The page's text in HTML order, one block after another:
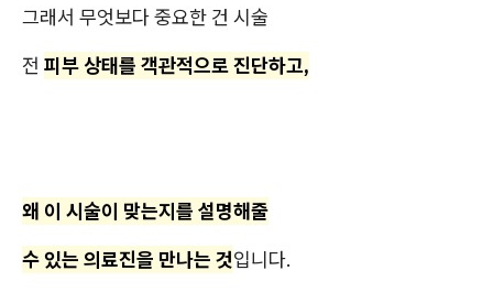
그래서 무엇보다 중요한 건 시술
전 피부 상태를 객관적으로 진단하고,
왜 이 시술이 맞는지를 설명해줄
수 있는 의료진을 만나는 것입니다.